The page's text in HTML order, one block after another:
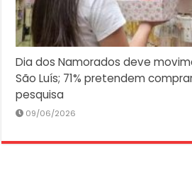
Dia dos Namorados deve
São Luís; 71% pretendem
pesquisa
09/06/2026